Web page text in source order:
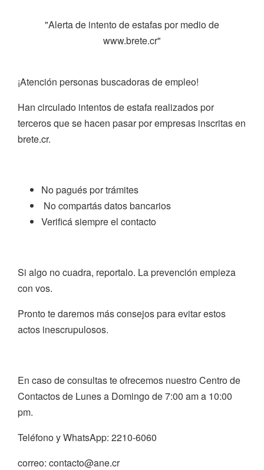
"Alerta de intento de estafas por medio de
www.brete.cr"
¡Atención personas buscadoras de empleo!
Han circulado intentos de estafa realizados por
terceros que se hacen pasar por empresas inscritas en
brete.cr.
No pagués por trámites
No compartás datos bancarios
Verificá siempre el contacto
Si algo no cuadra, reportalo. La prevención empieza
con vos.
Pronto te daremos más consejos para evitar estos
actos inescrupulosos.
En caso de consultas te ofrecemos nuestro Centro de
Contactos de Lunes a Domingo de 7:00 am a 10:00
pm.
Teléfono y WhatsApp: 2210-6060
correo: contacto@ane.cr